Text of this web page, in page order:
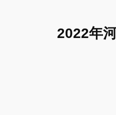
2022年